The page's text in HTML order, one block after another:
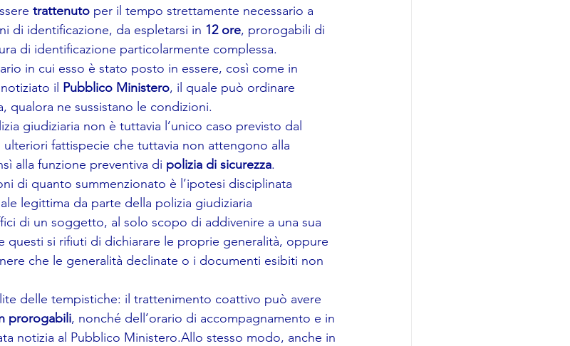
trattenuto per il tempo strettamente necessario a
di identificazione, da espletarsi in 12 ore, prorogabili di
di identificazione particolarmente complessa.
in cui esso è stato posto in essere, così come in
il Pubblico Ministero, il quale può ordinare
qualora ne sussistano le condizioni.
giudiziaria non è tuttavia l’unico caso previsto dal
fattispecie che tuttavia non attengono alla
alla funzione preventiva di polizia di sicurezza.
di quanto summenzionato è l’ipotesi disciplinata
legittima da parte della polizia giudiziaria
di un soggetto, al solo scopo di addivenire a una sua
questi si rifiuti di dichiarare le proprie generalità, oppure
che le generalità declinate o i documenti esibiti non
delle tempistiche: il trattenimento coattivo può avere
prorogabili, nonché dell’orario di accompagnamento e in
notizia al Pubblico Ministero.Allo stesso modo, anche in